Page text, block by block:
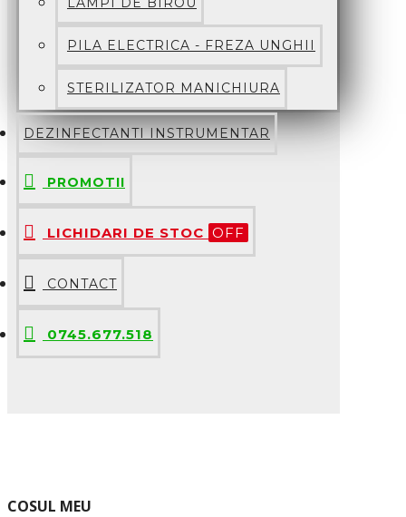
PILA ELECTRICA - FREZA UNGHII
STERILIZATOR MANICHIURA
DEZINFECTANTI INSTRUMENTAR
PROMOTII
LICHIDARI DE STOC OFF
CONTACT
0745.677.518
COSUL MEU